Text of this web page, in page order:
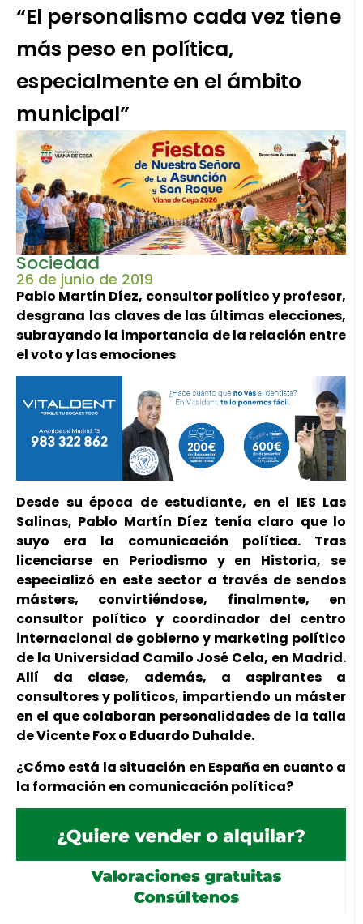
“El personalismo cada vez tiene
más peso en política,
especialmente en el ámbito
municipal”
Sociedad
26 de junio de 2019
Pablo Martín Díez, consultor político y profesor,
desgrana las claves de las últimas elecciones,
subrayando la importancia de la relación entre
el voto y las emociones
Desde su época de estudiante, en el IES Las
Salinas, Pablo Martín Díez tenía claro que lo
suyo era la comunicación política. Tras
licenciarse en Periodismo y en Historia, se
especializó en este sector a través de sendos
másters, convirtiéndose, finalmente, en
consultor político y coordinador del centro
internacional de gobierno y marketing político
de la Universidad Camilo José Cela, en Madrid.
Allí da clase, además, a aspirantes a
consultores y políticos, impartiendo un máster
en el que colaboran personalidades de la talla
de Vicente Fox o Eduardo Duhalde.
¿Cómo está la situación en España en cuanto a
la formación en comunicación política?